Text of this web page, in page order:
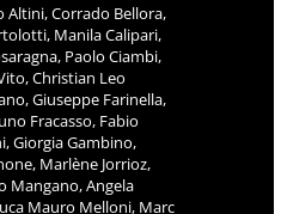
Altini, Corrado Bellora,
Manila Calipari,
Paolo Ciambi,
Christian Leo
Giuseppe Farinella,
Fracasso, Fabio
Giorgia Gambino,
Marlène Jorrioz,
Mangano, Angela
Mauro Melloni, Marc